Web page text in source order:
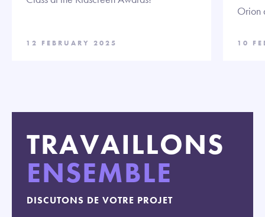
12 FEBRUARY 2025
Orion
10
TRAVAILLONS
ENSEMBLE
DISCUTONS DE VOTRE PROJET